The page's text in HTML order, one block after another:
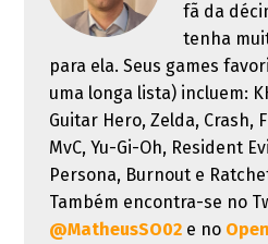
fã da
tenha
para ela. Seus games
uma longa lista) incluem:
Guitar Hero, Zelda, Crash,
MvC, Yu-Gi-Oh, Resident
Persona, Burnout e
Também encontra-se no
@MatheusSO02e no